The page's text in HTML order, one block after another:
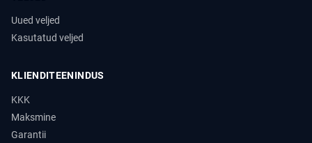
Uued veljed
Kasutatud veljed
KLIENDITEENINDUS
KKK
Maksmine
Garantii